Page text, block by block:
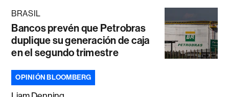
BRASIL
Bancos prevén que Petrobras
duplique su generación de caja
en el segundo trimestre
OPINIÓN BLOOMBERG